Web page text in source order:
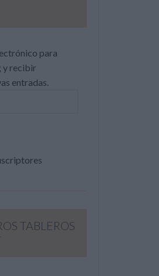
para
y recibir
entradas.
TABLEROS